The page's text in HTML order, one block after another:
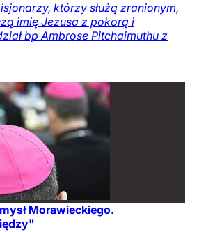
którzy służą zranionym,
imię Jezusa z pokorą i
bp Ambrose Pitchaimuthu z
Morawieckiego.